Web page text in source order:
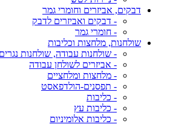
דבקים, אביזרים וחומרי גמר
- דבקים ואביזרים לדבק
- חומרי גמר
שולחנות, מלחצות וכליבות
- שולחנות עבודה, שולחנות נגרים
- אביזרים לשולחן עבודה
- מלחצות ומלחציים
- תפסנים-הולדפאסט
- כליבות
- כליבות עץ
- כליבות אלומיניום